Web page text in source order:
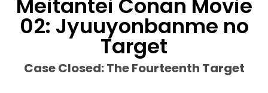
Meitantei Conan Movie
02: Jyuuyonbanme no
Target
Case Closed: The Fourteenth Target